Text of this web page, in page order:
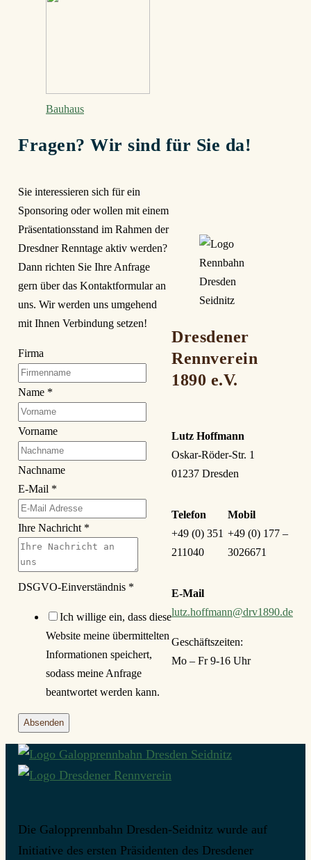
Bauhaus
Fragen? Wir sind für Sie da!
Sie interessieren sich für ein
Sponsoring oder wollen mit einem
Präsentationsstand im Rahmen der
Dresdner Renntage aktiv werden?
Dann richten Sie Ihre Anfrage
gern über das Kontaktformular an
uns. Wir werden uns umgehend
mit Ihnen Verbindung setzen!
Firma
Name *
Vorname
Nachname
E-Mail *
Ihre Nachricht *
DSGVO-Einverständnis *
Ich willige ein, dass diese
Website meine übermittelten
Informationen speichert,
sodass meine Anfrage
beantwortet werden kann.
Absenden
Dresdener
Rennverein
1890 e.V.
Lutz Hoffmann
Oskar-Röder-Str. 1
01237 Dresden
Telefon
+49 (0) 351
211040
Mobil
+49 (0) 177 –
3026671
E-Mail
lutz.hoffmann@drv1890.de
Geschäftszeiten:
Mo – Fr 9-16 Uhr
Die Galopprennbahn Dresden-Seidnitz wurde auf
Initiative des ersten Präsidenten des Dresdener